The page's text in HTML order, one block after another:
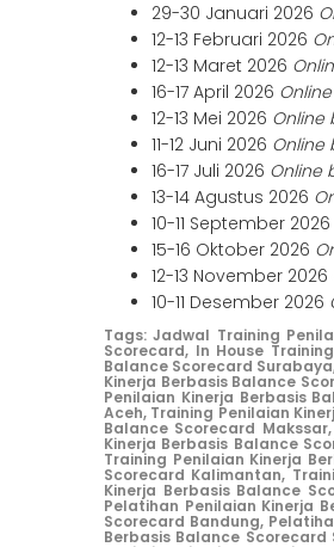
29-30 Januari 2026
12-13 Februari 2026
12-13 Maret 2026
16-17 April 2026
12-13 Mei 2026 Online
11-12 Juni 2026 Online
16-17 Juli 2026 Online
13-14 Agustus 2026
10-11 September 2026
15-16 Oktober 2026
12-13 November 2026
10-11 Desember 2026
Tags:Jadwal Training
Scorecard, In House
Balance Scorecard
Kinerja Berbasis Balance
Penilaian Kinerja Berbasis
Aceh, Training Penilaian
Balance Scorecard Makssar,
Kinerja Berbasis Balance
Training Penilaian Kinerja
Scorecard Kalimantan,
Kinerja Berbasis Balance
Pelatihan Penilaian Kinerja
Scorecard Bandung,
Berbasis Balance Scorecard